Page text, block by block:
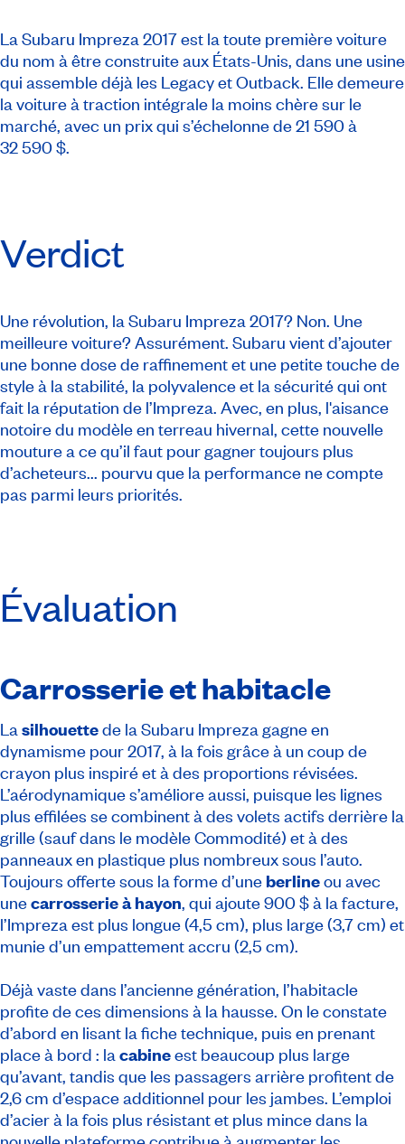
La Subaru Impreza 2017 est la toute première voiture
du nom à être construite aux États-Unis, dans une usine
qui assemble déjà les Legacy et Outback. Elle demeure
la voiture à traction intégrale la moins chère sur le
marché, avec un prix qui s’échelonne de 21 590 à
32 590 $.
Verdict
Une révolution, la Subaru Impreza 2017? Non. Une
meilleure voiture? Assurément. Subaru vient d’ajouter
une bonne dose de raffinement et une petite touche de
style à la stabilité, la polyvalence et la sécurité qui ont
fait la réputation de l’Impreza. Avec, en plus, l'aisance
notoire du modèle en terreau hivernal, cette nouvelle
mouture a ce qu’il faut pour gagner toujours plus
d’acheteurs... pourvu que la performance ne compte
pas parmi leurs priorités.
Évaluation
Carrosserie et habitacle
La silhouettede la Subaru Impreza gagne en
dynamisme pour 2017, à la fois grâce à un coup de
crayon plus inspiré et à des proportions révisées.
L’aérodynamique s’améliore aussi, puisque les lignes
plus effilées se combinent à des volets actifs derrière la
grille (sauf dans le modèle Commodité) et à des
panneaux en plastique plus nombreux sous l’auto.
Toujours offerte sous la forme d’une berlineou avec
unecarrosserie à hayon, qui ajoute 900 $ à la facture,
l’Impreza est plus longue (4,5 cm), plus large (3,7 cm) et
munie d’un empattement accru (2,5 cm).
Déjà vaste dans l’ancienne génération, l’habitacle
profite de ces dimensions à la hausse. On le constate
d’abord en lisant la fiche technique, puis en prenant
place à bord : la cabineest beaucoup plus large
qu’avant, tandis que les passagers arrière profitent de
2,6 cm d’espace additionnel pour les jambes. L’emploi
d’acier à la fois plus résistant et plus mince dans la